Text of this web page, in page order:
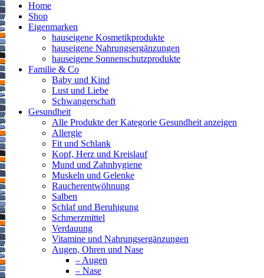
Home
Shop
Eigenmarken
hauseigene Kosmetikprodukte
hauseigene Nahrungsergänzungen
hauseigene Sonnenschutzprodukte
Familie & Co
Baby und Kind
Lust und Liebe
Schwangerschaft
Gesundheit
Alle Produkte der Kategorie Gesundheit anzeigen
Allergie
Fit und Schlank
Kopf, Herz und Kreislauf
Mund und Zahnhygiene
Muskeln und Gelenke
Raucherentwöhnung
Salben
Schlaf und Beruhigung
Schmerzmittel
Verdauung
Vitamine und Nahrungsergänzungen
Augen, Ohren und Nase
– Augen
– Nase